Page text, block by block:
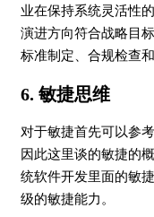
业在保持系统灵活性
演进方向符合战略目
标准制定、合规检查
6. 敏捷思维
对于敏捷首先可以参
因此这里谈的敏捷的
统软件开发里面的敏
级的敏捷能力。